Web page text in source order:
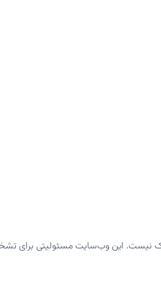
این وب‌سایت مسئولیتی برای